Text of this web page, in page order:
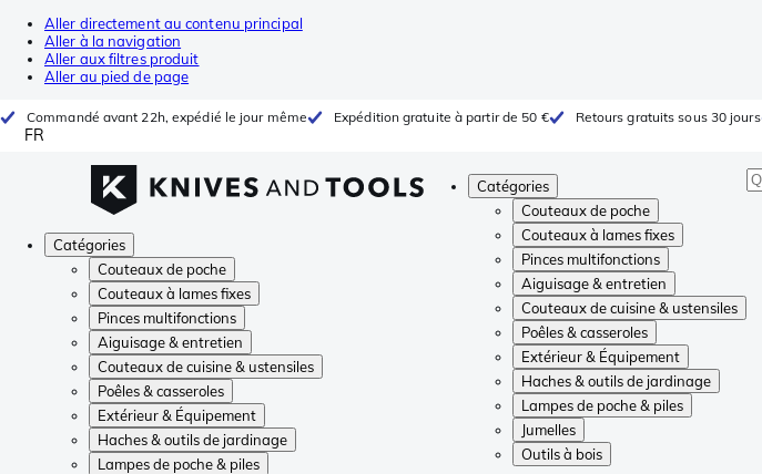
Aller directement au contenu principal
Aller à la navigation
Aller aux filtres produit
Aller au pied de page
Commandé avant 22h, expédié le jour même Expédition gratuite à partir de 50 € Retours gratuits sous 30 jours
FR
Catégories
Couteaux de poche
Couteaux à lames fixes
Pinces multifonctions
Aiguisage & entretien
Couteaux de cuisine & ustensiles
Poêles & casseroles
Extérieur & Équipement
Haches & outils de jardinage
Lampes de poche & piles
Jumelles
Outils à bois
Catégories
Couteaux de poche
Couteaux à lames fixes
Pinces multifonctions
Aiguisage & entretien
Couteaux de cuisine & ustensiles
Poêles & casseroles
Extérieur & Équipement
Haches & outils de jardinage
Lampes de poche & piles